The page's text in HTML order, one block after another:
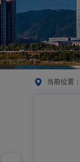
当前位置：